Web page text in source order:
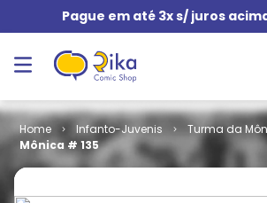
Pague em até 3x s/ juros
Infanto-Juvenis Turma da
Mônica # 135